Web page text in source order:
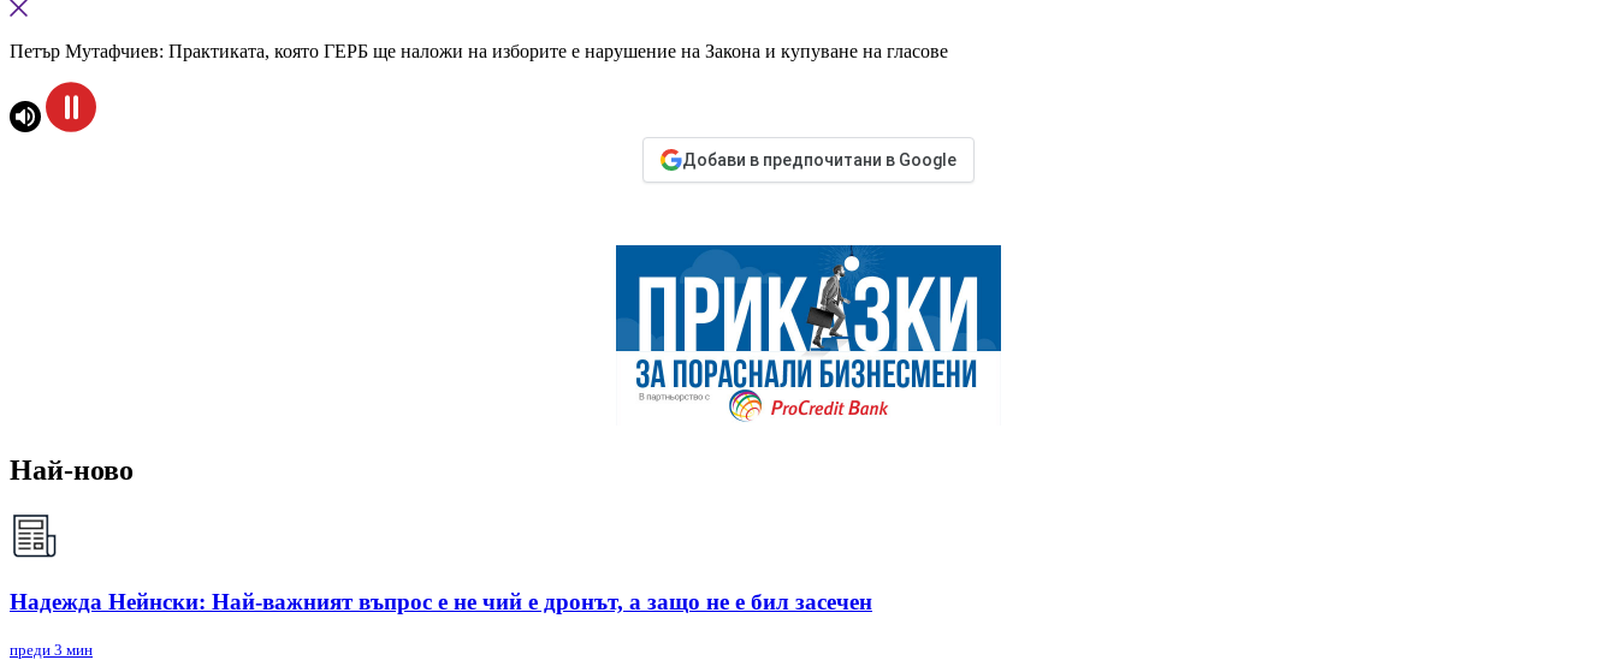
Петър Мутафчиев: Практиката, която ГЕРБ ще наложи на изборите е нарушение на Закона и купуване на гласове
Добави в предпочитани в Google
Най-ново
Надежда Нейнски: Най-важният въпрос е не чий е дронът, а защо не е бил засечен
преди 3 мин